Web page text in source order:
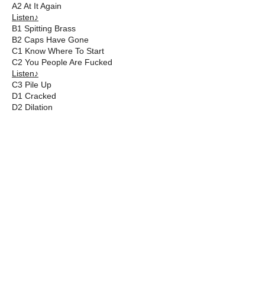
A2 At It Again
Listen♪
B1 Spitting Brass
B2 Caps Have Gone
C1 Know Where To Start
C2 You People Are Fucked
Listen♪
C3 Pile Up
D1 Cracked
D2 Dilation